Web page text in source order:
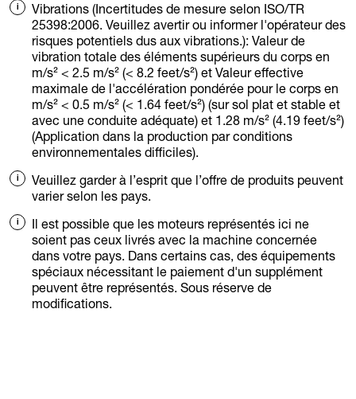
Vibrations (Incertitudes de mesure selon ISO/TR
25398:2006. Veuillez avertir ou informer l'opérateur des
risques potentiels dus aux vibrations.): Valeur de
vibration totale des éléments supérieurs du corps en
m/s² < 2.5 m/s² (< 8.2 feet/s²) et Valeur effective
maximale de l'accélération pondérée pour le corps en
m/s² < 0.5 m/s² (< 1.64 feet/s²) (sur sol plat et stable et
avec une conduite adéquate) et 1.28 m/s² (4.19 feet/s²)
(Application dans la production par conditions
environnementales difficiles).
Veuillez garder à l’esprit que l’offre de produits peuvent
varier selon les pays.
Il est possible que les moteurs représentés ici ne
soient pas ceux livrés avec la machine concernée
dans votre pays. Dans certains cas, des équipements
spéciaux nécessitant le paiement d'un supplément
peuvent être représentés. Sous réserve de
modifications.